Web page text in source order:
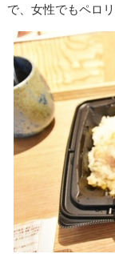
で、女性でもペロ